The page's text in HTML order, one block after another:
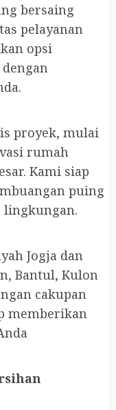
bersaing
pelayanan
opsi
proyek, mulai
rumah
Kami siap
puing
lingkungan.
Jogja dan
Bantul, Kulon
cakupan
memberikan